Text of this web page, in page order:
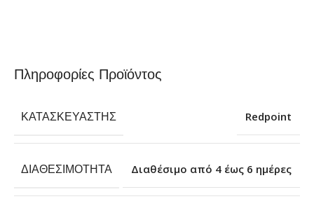
Πληροφορίες Προϊόντος
ΚΑΤΑΣΚΕΥΑΣΤΉΣ Redpoint
ΔΙΑΘΕΣΙΜΌΤΗΤΑ Διαθέσιμο από 4 έως 6 ημέρες